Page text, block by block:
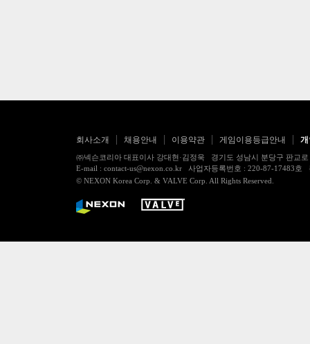
회사소개 채용안내 이용약관 게임이용등급안내
㈜넥슨코리아 대표이사 강대현·김정욱 경기도 성남시 분당구 판교
E-mail : contact-us@nexon.co.kr 사업자등록번호 : 220-87-17483
© NEXON Korea Corp. & VALVE Corp. All Rights Reserved.